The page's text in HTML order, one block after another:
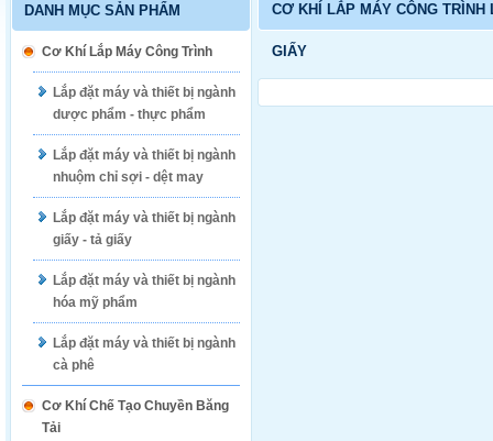
DANH MỤC SẢN PHẨM
Cơ Khí Lắp Máy Công Trình
Lắp đặt máy và thiết bị ngành
dược phẩm - thực phẩm
Lắp đặt máy và thiết bị ngành
nhuộm chỉ sợi - dệt may
Lắp đặt máy và thiết bị ngành
giấy - tả giấy
Lắp đặt máy và thiết bị ngành
hóa mỹ phẩm
Lắp đặt máy và thiết bị ngành
cà phê
Cơ Khí Chế Tạo Chuyền Băng
Tải
CƠ KHÍ LẮP MÁY CÔNG
GIẤY